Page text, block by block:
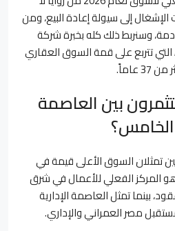
إلى سيولة إعادة البيع، ومن
وسنربط ذلك كله بخبرة شركة
AlBostany Developments التي تتربع على قمة السوق العقاري
عاماً.
بين العاصمة
الخامس؟
تمثلان السوق الأعلى قيمة في
المركز الفعلي للأعمال في شرق
بينما تمثل العاصمة الإدارية
مصر العمراني والإداري.